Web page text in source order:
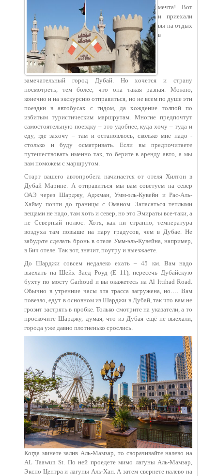
мечта! Вот
и приехали
вы на отдых
в
замечательный город Дубай. Но хочется и страну
посмотреть, тем более, что она такая разная. Можно,
конечно и на экскурсию отправиться, но не всем по душе эти
поездки в автобусах с гидом, да хождение толпой по
избитым туристическим маршрутам. Многие предпочтут
самостоятельную поездку – это удобнее, куда хочу – туда и
еду, где захочу – там и остановлюсь, сколько мне надо -
столько и буду осматривать. Если вы предпочитаете
путешествовать именно так, то берите в аренду авто, а мы
вам поможем с маршрутом.
Старт вашего автопробега начинается от отеля Хилтон в
Дубай Марине. А отправиться мы вам советуем на север
ОАЭ через Шарджу, Аджман, Умм-эль-Кувейн и Рас-Аль-
Хайму почти до границы с Оманом. Запасаться теплыми
вещами не надо, там хоть и север, но это Эмираты все-таки, а
не Северный полюс. Хотя, как ни странно, температура
воздуха там повыше на пару градусов, чем в Дубае. Не
забудьте сделать бронь в отеле Умм-эль-Кувейна, например,
в Бич отеле. Так вот, значит, поутру и выезжаете.
До Шарджи совсем недалеко ехать – 45 км. Вам надо
выехать на Шейх Заед Роуд (Е 11), пересечь Дубайскую
бухту по мосту Garhoud и вы окажетесь на Al Ittihad Road.
Обычно в утренние часы эта трасса загружена, но…. Вам
повезло, едут в основном из Шарджи в Дубай, так что вам не
грозит застрять в пробке. Только смотрите на указатели, а то
проскочите Шарджу, думая, что из Дубая ещё не выехали,
города уже давно плотненько срослись.
Когда минете залив Аль-Мамзар, то сворачивайте налево на
AL Taawun St. По ней проедете мимо лагуны Аль-Мамзар,
Экспо Центра и лагуны Аль-Хан. А затем свернете налево на